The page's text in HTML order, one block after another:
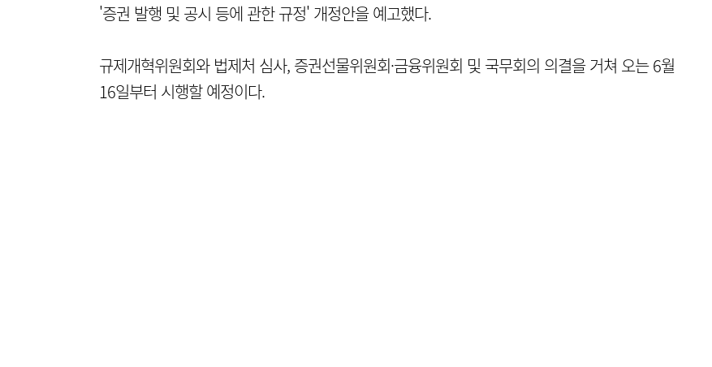
'증권 발행 및 공시 등에 관한 규정' 개정안을 예고했다.
규제개혁위원회와 법제처 심사, 증권선물위원회·금융위원회 및 국무회의 의결을 거쳐 오는 6월
16일부터 시행할 예정이다.